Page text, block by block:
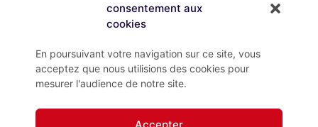
consentement aux
cookies
En poursuivant votre navigation sur ce site, vous
acceptez que nous utilisions des cookies pour
mesurer l'audience de notre site.
Accepter